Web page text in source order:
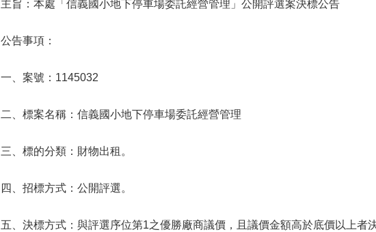
主旨：本處「信義國小地下停車場委託經營管理」公開評選案決標公告
公告事項：
一、案號：1145032
二、標案名稱：信義國小地下停車場委託經營管理
三、標的分類：財物出租。
四、招標方式：公開評選。
五、決標方式：與評選序位第1之優勝廠商議價，且議價金額高於底價以上者